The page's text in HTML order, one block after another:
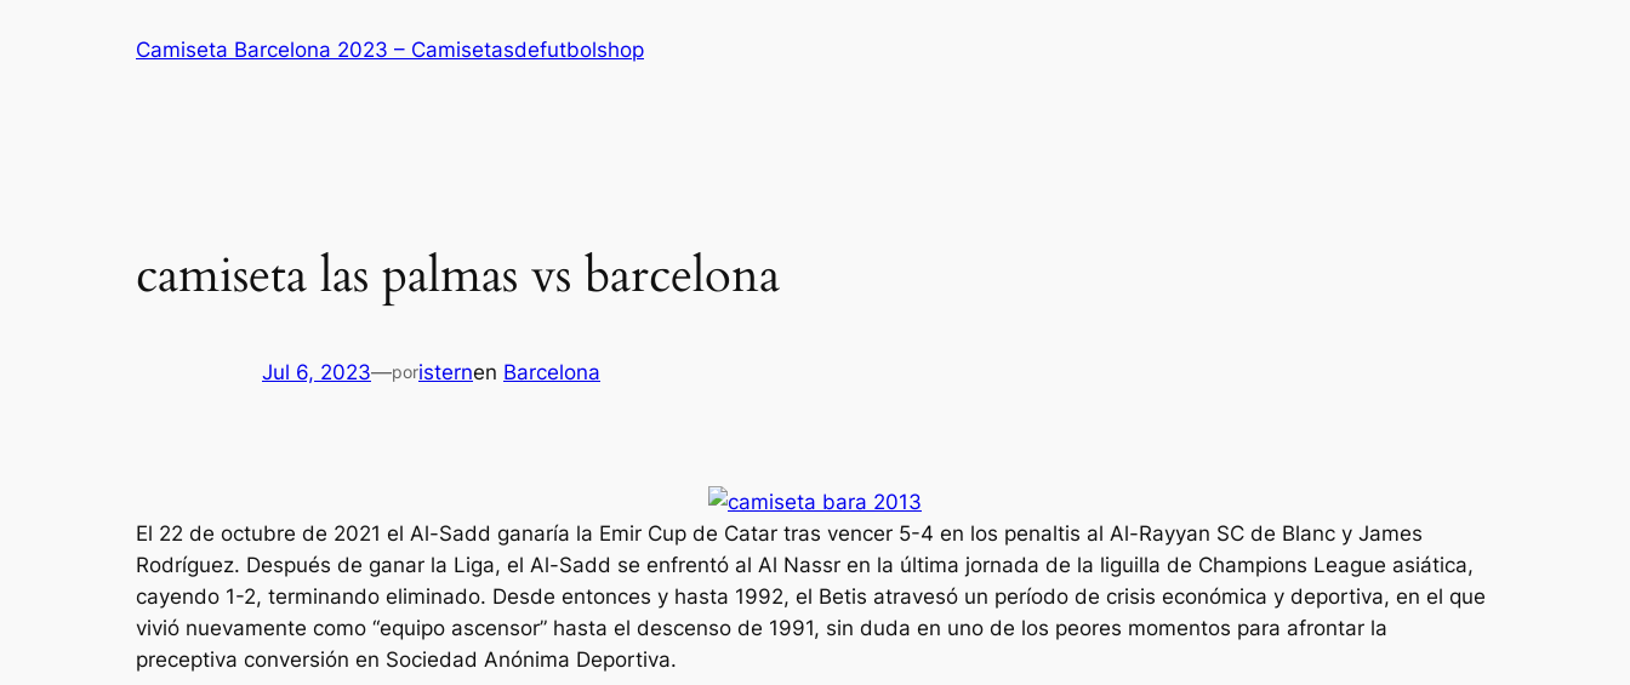
Camiseta Barcelona 2023 – Camisetasdefutbolshop
camiseta las palmas vs barcelona
Jul 6, 2023—poristernen Barcelona
El 22 de octubre de 2021 el Al-Sadd ganaría la Emir Cup de Catar tras vencer 5-4 en los penaltis al Al-Rayyan SC de Blanc y James
Rodríguez. Después de ganar la Liga, el Al-Sadd se enfrentó al Al Nassr en la última jornada de la liguilla de Champions League asiática,
cayendo 1-2, terminando eliminado. Desde entonces y hasta 1992, el Betis atravesó un período de crisis económica y deportiva, en el que
vivió nuevamente como “equipo ascensor” hasta el descenso de 1991, sin duda en uno de los peores momentos para afrontar la
preceptiva conversión en Sociedad Anónima Deportiva.